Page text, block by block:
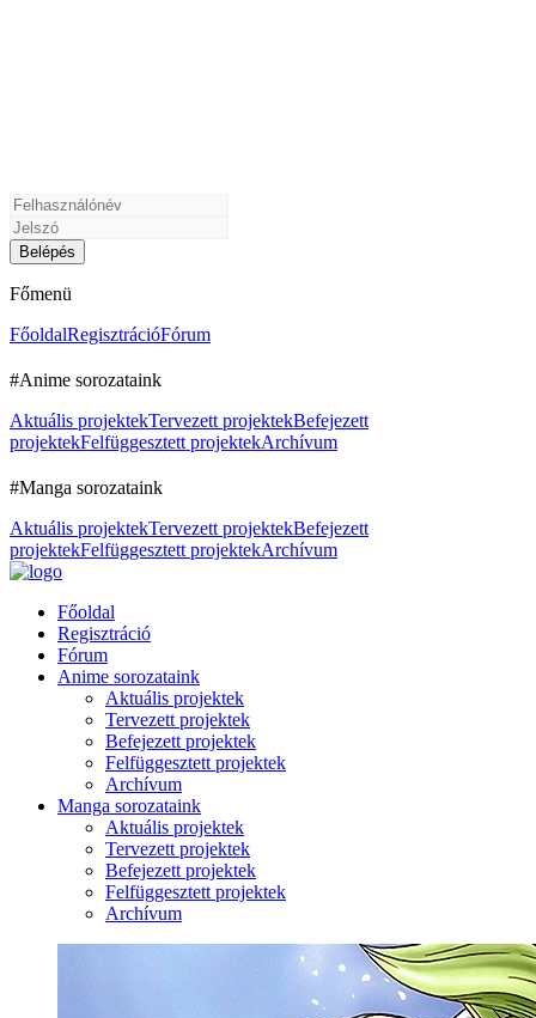
Főmenü
FőoldalRegisztrációFórum
#Anime sorozataink
Aktuális projektekTervezett projektekBefejezett
projektekFelfüggesztett projektekArchívum
#Manga sorozataink
Aktuális projektekTervezett projektekBefejezett
projektekFelfüggesztett projektekArchívum
Főoldal
Regisztráció
Fórum
Anime sorozataink
Aktuális projektek
Tervezett projektek
Befejezett projektek
Felfüggesztett projektek
Archívum
Manga sorozataink
Aktuális projektek
Tervezett projektek
Befejezett projektek
Felfüggesztett projektek
Archívum